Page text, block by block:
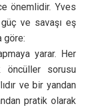
önemlidir. Yves
ve savaşı eş
göre:
yarar. Her
sorusu
ve bir yandan
pratik olarak